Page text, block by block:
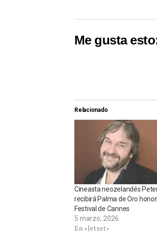
Me gusta
Relacionado
Cineasta neozelandés
recibirá Palma de Oro
Festival de Cannes
5 marzo, 2026
En «Jetset»